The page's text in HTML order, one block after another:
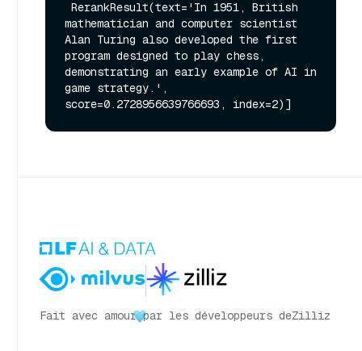
mathematician and computer scientist
Alan Turing also developed the first
program designed to play chess,
demonstrating an early example of AI in
game strategy.',
Fait avec amour par les développeurs deZilliz